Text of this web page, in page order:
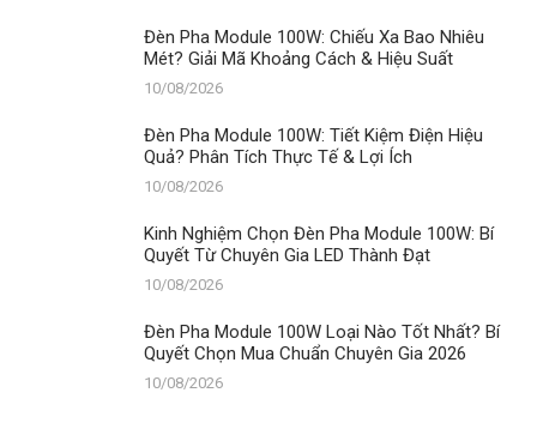
Đạt
Đèn Pha Module 100W: Chiếu Xa Bao Nhiêu
Mét? Giải Mã Khoảng Cách & Hiệu Suất
10/08/2026
Đèn Pha Module 100W: Tiết Kiệm Điện Hiệu
Quả? Phân Tích Thực Tế & Lợi Ích
10/08/2026
Kinh Nghiệm Chọn Đèn Pha Module 100W: Bí
Quyết Từ Chuyên Gia LED Thành Đạt
10/08/2026
Đèn Pha Module 100W Loại Nào Tốt Nhất? Bí
Quyết Chọn Mua Chuẩn Chuyên Gia 2026
10/08/2026